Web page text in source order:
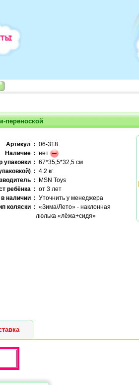
переноской
Артикул : 06-318
Наличие : нет
упаковки : 67*35,5*32,5 см
: 4.2 кг
: MSN Toys
ребёнка : от 3 лет
в наличии : Уточнить у менеджера
коляски : «Зима/Лето» - наклонная
люлька «лёжа+сидя»